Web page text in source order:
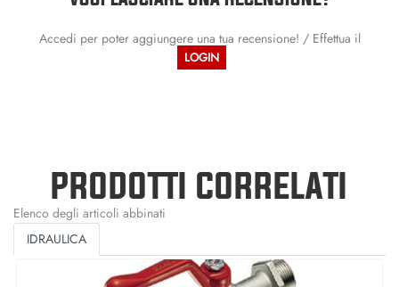
Accedi per poter aggiungere una tua recensione! / Effettua il
LOGIN
PRODOTTI CORRELATI
Elenco degli articoli abbinati
IDRAULICA